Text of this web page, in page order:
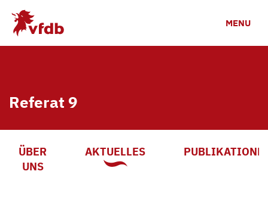
Zum Hauptinhalt
MENU
Referat 9
ÜBER
UNS
AKTUELLES